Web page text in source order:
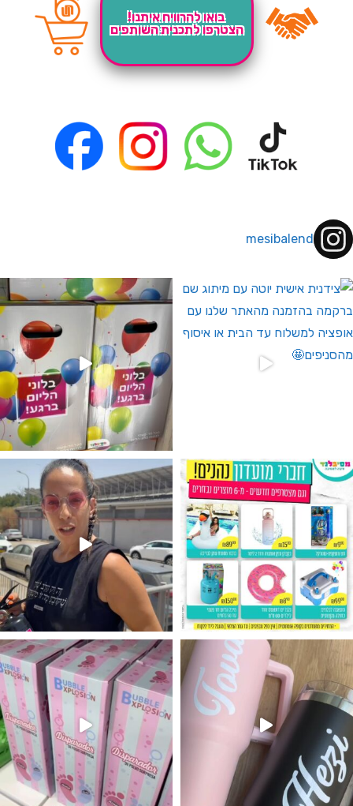
בואו להרוויח איתנו!
הצטרפו לתכנית השותפים
mesibalend
לחברי מועדון ומצטרפים חדשים🤍
מין העובר רק במסיבלנד !! קיים
מטף לגילוי מין העובר חזר למלא